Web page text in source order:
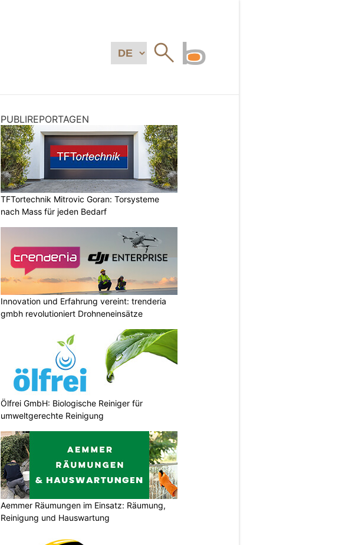
PUBLIREPORTAGEN
TFTortechnik Mitrovic Goran: Torsysteme
nach Mass für jeden Bedarf
Innovation und Erfahrung vereint: trenderia
gmbh revolutioniert Drohneneinsätze
Ölfrei GmbH: Biologische Reiniger für
umweltgerechte Reinigung
Aemmer Räumungen im Einsatz: Räumung,
Reinigung und Hauswartung